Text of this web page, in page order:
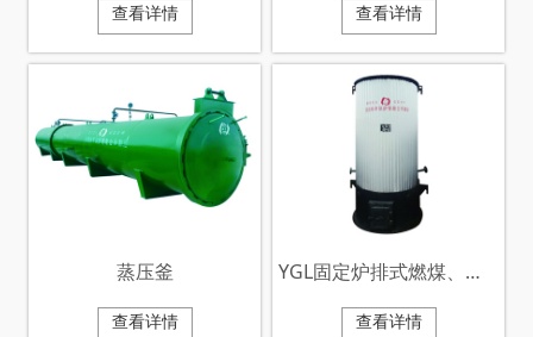
查看详情 查看详情
蒸压釜
查看详情
YGL固定炉排式燃煤、生物质颗粒有机热载体炉
查看详情